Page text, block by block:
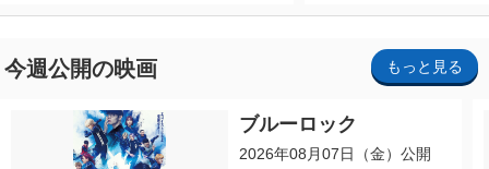
今週公開の映画 もっと見る
ブルーロック
2026年08月07日（金）公開